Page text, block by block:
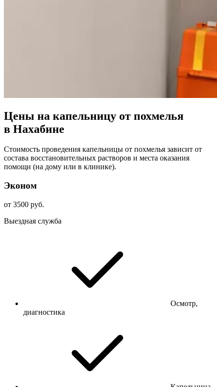
Цены на капельницу от похмелья
в Нахабине
Стоимость проведения капельницы от похмелья зависит от
состава восстановительных растворов и места оказания
помощи (на дому или в клинике).
Эконом
от 3500 руб.
Выездная служба
Осмотр,
диагностика